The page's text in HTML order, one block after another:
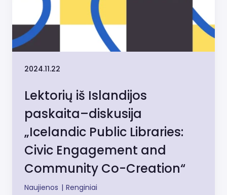
2024.11.22
Lektorių iš Islandijos
paskaita–diskusija
„Icelandic Public Libraries:
Civic Engagement and
Community Co-Creation“
Naujienos | Renginiai